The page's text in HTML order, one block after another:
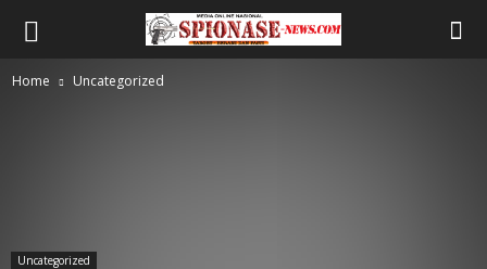
Home Uncategorized
Uncategorized